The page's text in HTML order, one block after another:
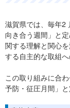
滋賀県では、毎年2
向き合う週間」と
関する理解と関心
する自主的な取組
この取り組みに合
予防・征圧月間」